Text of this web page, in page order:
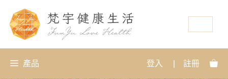
產品 登入 註冊